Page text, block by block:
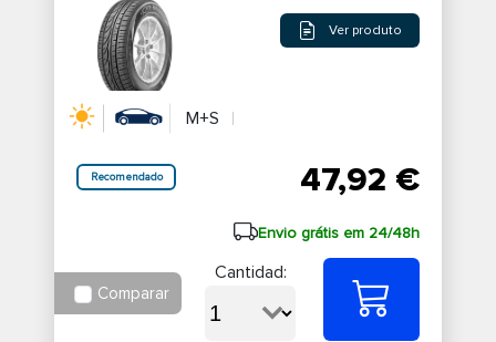
Ver produto
M+S
Recomendado 47,92 €
Envio grátis em 24/48h
Comparar
Cantidad: